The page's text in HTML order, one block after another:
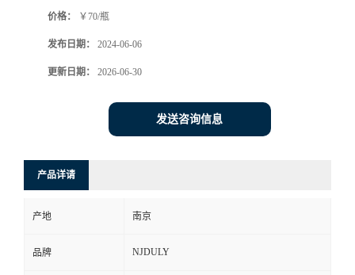
价格： ￥70/瓶
发布日期： 2024-06-06
更新日期： 2026-06-30
发送咨询信息
产品详请
产地 南京
品牌 NJDULY